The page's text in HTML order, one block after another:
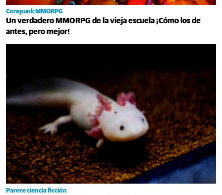
Corepunk MMORPG
Un verdadero MMORPG de la vieja escuela ¡Cómo los de
antes, pero mejor!
Parece ciencia ficción